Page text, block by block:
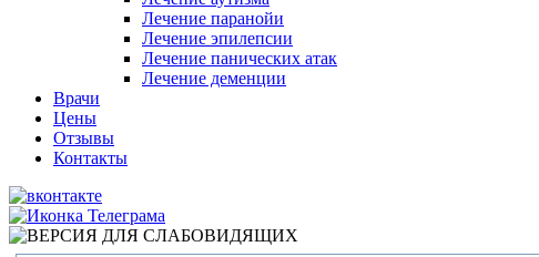
Лечение паранойи
Лечение эпилепсии
Лечение панических атак
Лечение деменции
Врачи
Цены
Отзывы
Контакты